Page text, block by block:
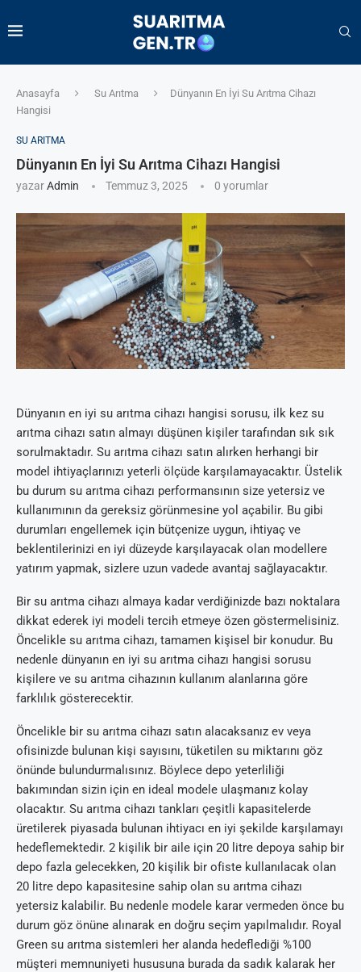
Anasayfa Su Arıtma
Dünyanın En İyi Su Arıtma Cihazı
Hangisi
SU ARITMA
Dünyanın En İyi Su Arıtma Cihazı Hangisi
yazarAdmin Temmuz 3, 2025 0 yorumlar
Dünyanın en iyi su arıtma cihazı hangisi sorusu, ilk kez su
arıtma cihazı satın almayı düşünen kişiler tarafından sık sık
sorulmaktadır. Su arıtma cihazı satın alırken herhangi bir
model ihtiyaçlarınızı yeterli ölçüde karşılamayacaktır. Üstelik
bu durum su arıtma cihazı performansının size yetersiz ve
kullanımının da gereksiz görünmesine yol açabilir. Bu gibi
durumları engellemek için bütçenize uygun, ihtiyaç ve
beklentilerinizi en iyi düzeyde karşılayacak olan modellere
yatırım yapmak, sizlere uzun vadede avantaj sağlayacaktır.
Bir su arıtma cihazı almaya kadar verdiğinizde bazı noktalara
dikkat ederek iyi modeli tercih etmeye özen göstermelisiniz.
Öncelikle su arıtma cihazı, tamamen kişisel bir konudur. Bu
nedenle dünyanın en iyi su arıtma cihazı hangisi sorusu
kişilere ve su arıtma cihazının kullanım alanlarına göre
farklılık gösterecektir.
Öncelikle bir su arıtma cihazı satın alacaksanız ev veya
ofisinizde bulunan kişi sayısını, tüketilen su miktarını göz
önünde bulundurmalısınız. Böylece depo yeterliliği
bakımından sizin için en ideal modele ulaşmanız kolay
olacaktır. Su arıtma cihazı tankları çeşitli kapasitelerde
üretilerek piyasada bulunan ihtiyacı en iyi şekilde karşılamayı
hedeflemektedir. 2 kişilik bir aile için 20 litre depoya sahip bir
depo fazla gelecekken, 20 kişilik bir ofiste kullanılacak olan
20 litre depo kapasitesine sahip olan su arıtma cihazı
yetersiz kalabilir. Bu nedenle modele karar vermeden önce bu
durum göz önüne alınarak en doğru seçim yapılmalıdır. Royal
Green su arıtma sistemleri her alanda hedeflediği %100
müşteri memnuniyeti hususuna burada da sadık kalarak her